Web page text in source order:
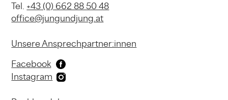
Tel. +43 (0) 662 88 50 48
office@jungundjung.at
Unsere Ansprechpartner:innen
Facebook
Instagram